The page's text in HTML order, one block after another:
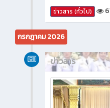
ข่าวสาร (ทั่วไป)
กรกฎาคม 2026
ข่าวสาร